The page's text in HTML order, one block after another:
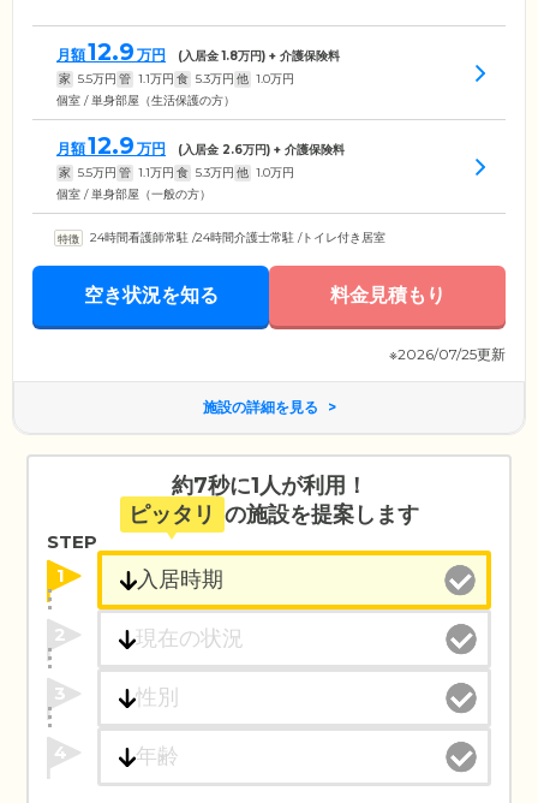
月額12.9 万円 (入居金1.8万円) + 介護保険料
家 5.5万円 管 1.1万円 食 5.3万円 他 1.0万円
個室 / 単身部屋（生活保護の方）
月額12.9 万円 (入居金 2.6万円) + 介護保険料
家 5.5万円 管 1.1万円 食 5.3万円 他 1.0万円
個室 / 単身部屋（一般の方）
24時間看護師常駐 /24時間介護士常駐 /トイレ付き居室
空き状況を知る 料金見積もり
※2026/07/25更新
施設の詳細を見る
約7秒に1人が利用！
ピッタリ の施設を提案します
STEP
1
2
3
4